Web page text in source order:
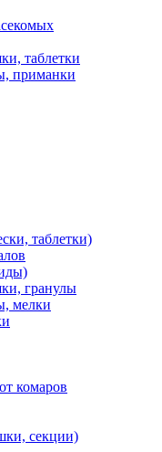
таблетки
приманки
таблетки)
гранулы
мелки
комаров
секции)